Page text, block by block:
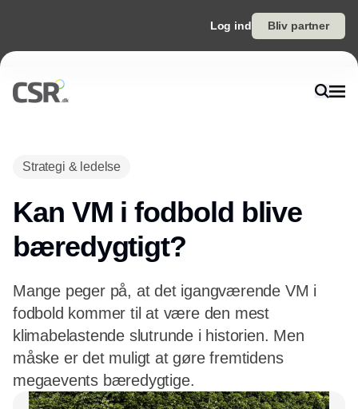
Log ind Bliv partner
Strategi & ledelse
Kan VM i fodbold blive
bæredygtigt?
Mange peger på, at det igangværende VM i
fodbold kommer til at være den mest
klimabelastende slutrunde i historien. Men
måske er det muligt at gøre fremtidens
megaevents bæredygtige.